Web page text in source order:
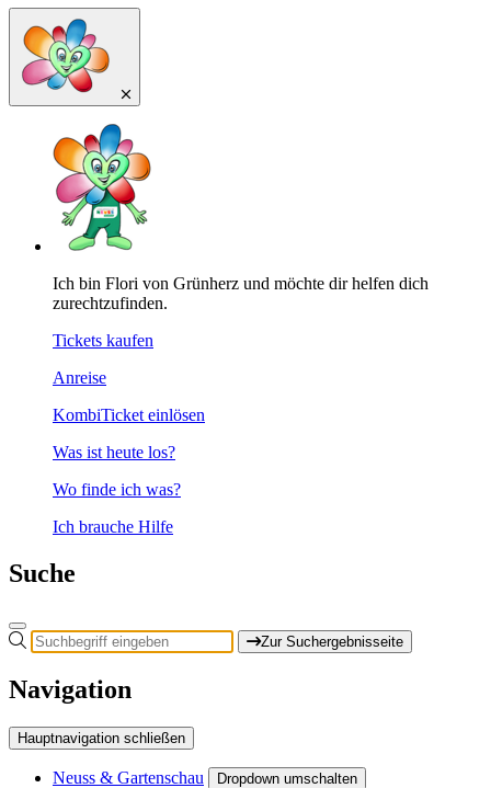
Ich bin Flori von Grünherz und möchte dir helfen dich
zurechtzufinden.
Tickets kaufen
Anreise
KombiTicket einlösen
Was ist heute los?
Wo finde ich was?
Ich brauche Hilfe
Suche
Zur Suchergebnisseite
Navigation
Hauptnavigation schließen
Neuss & Gartenschau Dropdown umschalten